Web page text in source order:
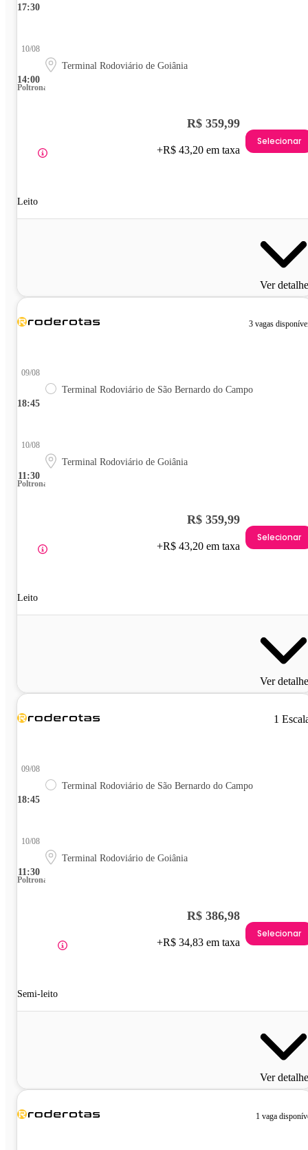
17:30
14:00
10/08
Terminal Rodoviário de Goiânia
Poltrona
Leito
R$ 359,99
+R$ 43,20 em taxa
Selecionar
Ver
3 vagas
18:45
09/08
Terminal Rodoviário de São Bernardo do Campo
11:30
10/08
Terminal Rodoviário de Goiânia
Poltrona
Leito
R$ 359,99
+R$ 43,20 em taxa
Selecionar
Ver
1
18:45
09/08
Terminal Rodoviário de São Bernardo do Campo
11:30
10/08
Terminal Rodoviário de Goiânia
Poltrona
Semi-leito
R$ 386,98
+R$ 34,83 em taxa
Selecionar
Ver
1 vaga